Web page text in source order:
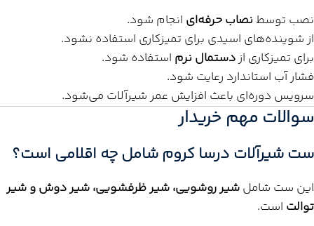
نصب توسط نصاب حرفه‌ای انجام شود.
از شوینده‌های اسیدی برای تمیزکاری استفاده نشود.
برای تمیزکاری ازدستمال نرم استفاده شود.
فشار آب استاندارد رعایت شود.
سرویس دوره‌ای باعث افزایش عمر شیرآلات می‌شود.
سوالات مهم خریدار
ست شیرآلات درسا کروم شامل چه اقلامی است؟
این ست شاملشیر روشویی، شیر ظرفشویی، شیر دوش و شیر
توالت است.